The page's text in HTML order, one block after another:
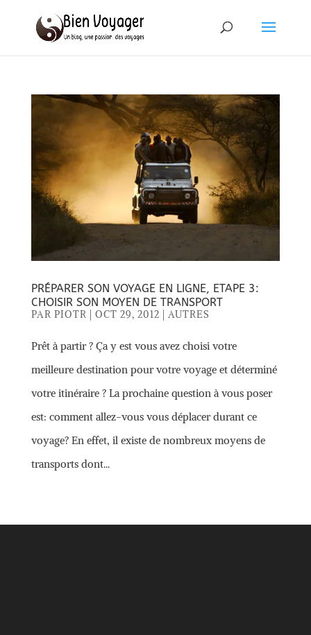
PRÉPARER SON VOYAGE EN LIGNE, ETAPE 3:
CHOISIR SON MOYEN DE TRANSPORT
PAR PIOTR OCT 29, 2012 AUTRES
Prêt à partir ? Ça y est vous avez choisi votre
meilleure destination pour votre voyage et déterminé
votre itinéraire ? La prochaine question à vous poser
est: comment allez-vous vous déplacer durant ce
voyage? En effet, il existe de nombreux moyens de
transports dont...